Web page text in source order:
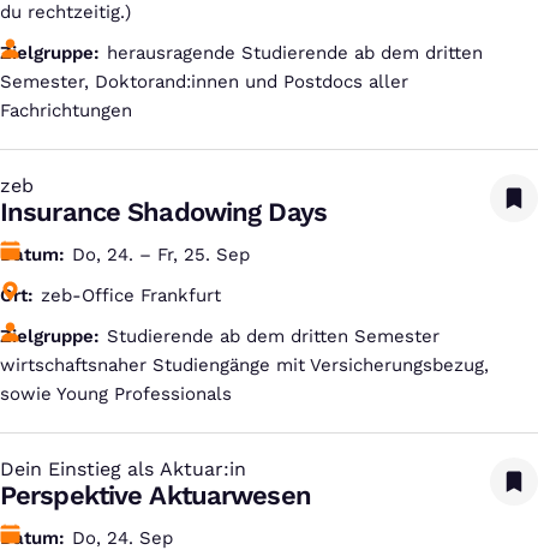
du rechtzeitig.)
Zielgruppe
herausragende Studierende ab dem dritten
Semester, Doktorand:innen und Postdocs aller
Fachrichtungen
zeb
:
Insurance Shadowing Days
Datum
Do, 24. – Fr, 25. Sep
Ort
zeb-Office Frankfurt
Zielgruppe
Studierende ab dem dritten Semester
wirtschaftsnaher Studiengänge mit Versicherungsbezug,
sowie Young Professionals
Dein Einstieg als Aktuar:in
:
Perspektive Aktuarwesen
Datum
Do, 24. Sep